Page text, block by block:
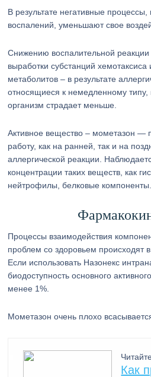
В результате негативные
воспалений, уменьшают свое
Снижению воспалительной
выработки субстанций
метаболитов – в результате
относящиеся к немедленному
организм страдает меньше.
Активное вещество – мометазон —
работу, как на ранней, так и на
аллергической реакции.
концентрации таких веществ, как
нейтрофилы, белковые компоненты.
Процессы взаимодействия
проблем со здоровьем происходят
Если использовать Назонекс
биодоступность основного
менее 1%.
Мометазон очень плохо
Как